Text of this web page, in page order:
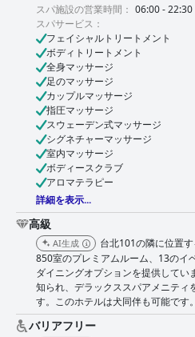
スパ施設の営業時間： 06:00 - 22:30
スパサービス：
フェイシャルトリートメント
ボディトリートメント
全身マッサージ
足のマッサージ
カップルマッサージ
指圧マッサージ
スウェーデン式マッサージ
シグネチャーマッサージ
室内マッサージ
ボディースクラブ
アロマテラピー
詳細を表示...
高級
AI生成
台北101の隣に位置す
850室のプレミアムルーム、13のイ
ダイニングオプションを提供してい
知られ、デラックススパアメニティ
す。このホテルは犬同伴も可能です。
バリアフリー